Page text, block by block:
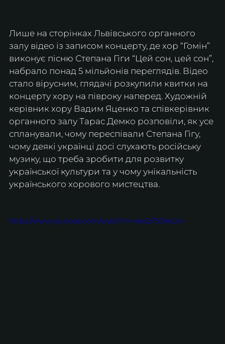
Лише на сторінках Львівського органного
залу відео із записом концерту, де хор “Гомін”
виконує пісню Степана Гіги “Цей сон, цей сон”,
набрало понад 5 мільйонів переглядів. Відео
стало вірусним, глядачі розкупили квитки на
концерту хору на півроку наперед. Художній
керівник хору Вадим Яценко та співкерівник
органного залу Тарас Демко розповіли, як усе
спланували, чому переспівали Степана Гігу,
чому деякі українці досі слухають російську
музику, що треба зробити для розвитку
української культури та у чому унікальність
українського хорового мистецтва.
https://www.youtube.com/watch?v=vbxQF53NsUw